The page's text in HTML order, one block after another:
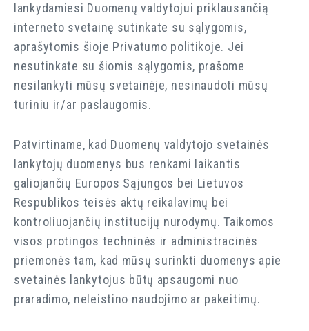
lankydamiesi Duomenų valdytojui priklausančią
interneto svetainę sutinkate su sąlygomis,
aprašytomis šioje Privatumo politikoje. Jei
nesutinkate su šiomis sąlygomis, prašome
nesilankyti mūsų svetainėje, nesinaudoti mūsų
turiniu ir/ar paslaugomis.
Patvirtiname, kad Duomenų valdytojo svetainės
lankytojų duomenys bus renkami laikantis
galiojančių Europos Sąjungos bei Lietuvos
Respublikos teisės aktų reikalavimų bei
kontroliuojančių institucijų nurodymų. Taikomos
visos protingos techninės ir administracinės
priemonės tam, kad mūsų surinkti duomenys apie
svetainės lankytojus būtų apsaugomi nuo
praradimo, neleistino naudojimo ar pakeitimų.